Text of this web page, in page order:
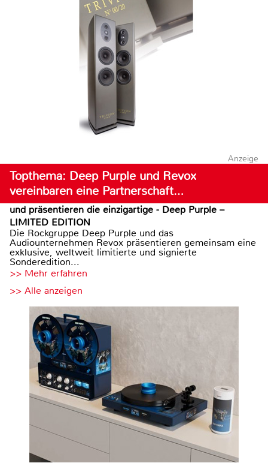
Anzeige
Topthema: Deep Purple und Revox
vereinbaren eine Partnerschaft…
und präsentieren die einzigartige - Deep Purple –
LIMITED EDITION
Die Rockgruppe Deep Purple und das
Audiounternehmen Revox präsentieren gemeinsam eine
exklusive, weltweit limitierte und signierte
Sonderedition...
>> Mehr erfahren
>> Alle anzeigen